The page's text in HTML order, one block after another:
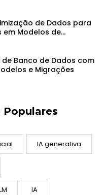
de Dados para
em Modelos de
Porte
de Banco de Dados com
e Migrações
IA generativa
IA